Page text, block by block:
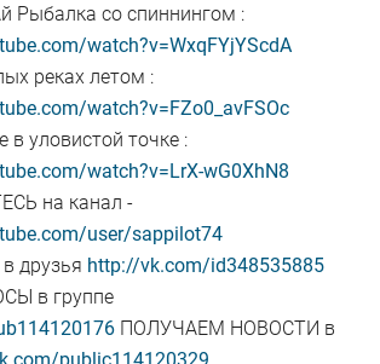
Рыбалка со спиннингом :
watch?v=WxqFYjYScdA
реках летом :
watch?v=FZo0_avFSOc
в уловистой точке :
watch?v=LrX-wG0XhN8
на канал -
user/sappilot74
друзья http://vk.com/id348535885
в группе
ПОЛУЧАЕМ НОВОСТИ в